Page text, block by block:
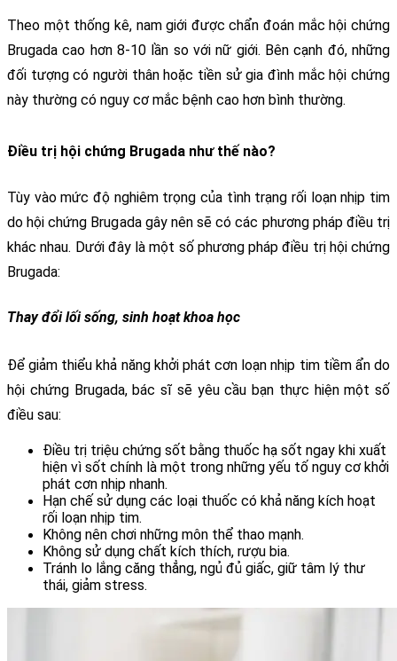
Theo một thống kê, nam giới được chẩn đoán mắc hội chứng
Brugada cao hơn 8-10 lần so với nữ giới. Bên cạnh đó, những
đối tượng có người thân hoặc tiền sử gia đình mắc hội chứng
này thường có nguy cơ mắc bệnh cao hơn bình thường.
Điều trị hội chứng Brugada như thế nào?
Tùy vào mức độ nghiêm trọng của tình trạng rối loạn nhịp tim
do hội chứng Brugada gây nên sẽ có các phương pháp điều trị
khác nhau. Dưới đây là một số phương pháp điều trị hội chứng
Brugada:
Thay đổi lối sống, sinh hoạt khoa học
Để giảm thiểu khả năng khởi phát cơn loạn nhịp tim tiềm ẩn do
hội chứng Brugada, bác sĩ sẽ yêu cầu bạn thực hiện một số
điều sau:
Điều trị triệu chứng sốt bằng thuốc hạ sốt ngay khi xuất
hiện vì sốt chính là một trong những yếu tố nguy cơ khởi
phát cơn nhịp nhanh.
Hạn chế sử dụng các loại thuốc có khả năng kích hoạt
rối loạn nhịp tim.
Không nên chơi những môn thể thao mạnh.
Không sử dụng chất kích thích, rượu bia.
Tránh lo lắng căng thẳng, ngủ đủ giấc, giữ tâm lý thư
thái, giảm stress.